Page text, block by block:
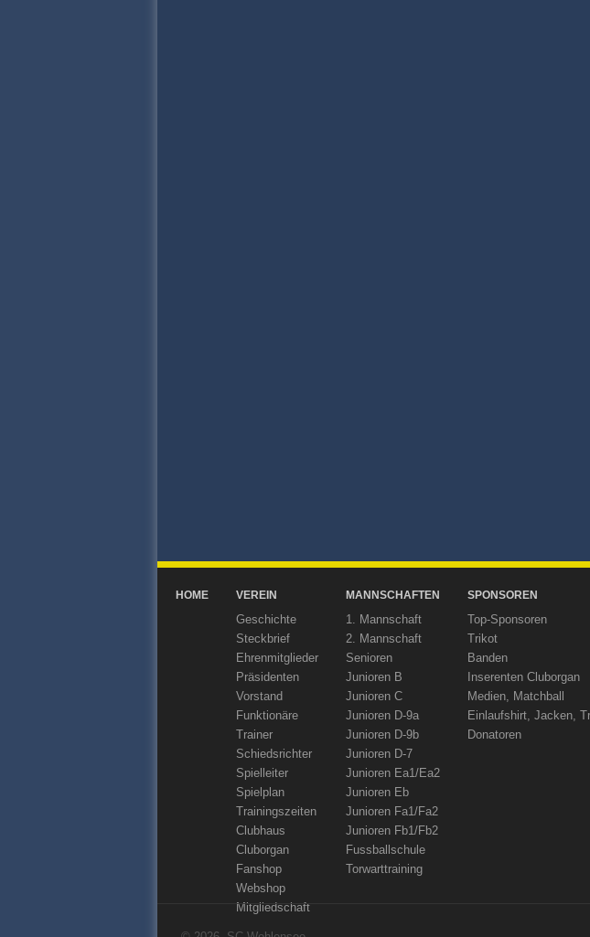
HOME VEREIN
Geschichte
Steckbrief
Ehrenmitglieder
Präsidenten
Vorstand
Funktionäre
Trainer
Schiedsrichter
Spielleiter
Spielplan
Trainingszeiten
Clubhaus
Cluborgan
Fanshop
Webshop
Mitgliedschaft
MANNSCHAFTEN
1. Mannschaft
2. Mannschaft
Senioren
Junioren B
Junioren C
Junioren D-9a
Junioren D-9b
Junioren D-7
Junioren Ea1/Ea2
Junioren Eb
Junioren Fa1/Fa2
Junioren Fb1/Fb2
Fussballschule
Torwarttraining
SPONSOREN
Top-Sponsoren
Trikot
Banden
Inserenten Cluborgan
Medien, Matchball
Einlaufshirt, Jacken,
Donatoren